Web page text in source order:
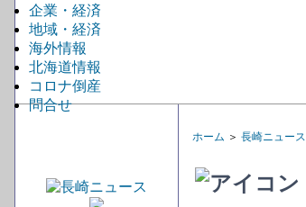
企業・経済
地域・経済
海外情報
北海道情報
コロナ倒産
問合せ
ホーム ＞ 長崎ニュース